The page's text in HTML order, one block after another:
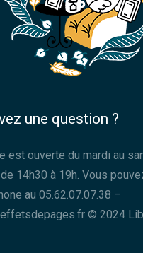
une question ?
est ouverte du mardi au
14h30 à 19h. Vous
au 05.62.07.07.38 –
© 2024